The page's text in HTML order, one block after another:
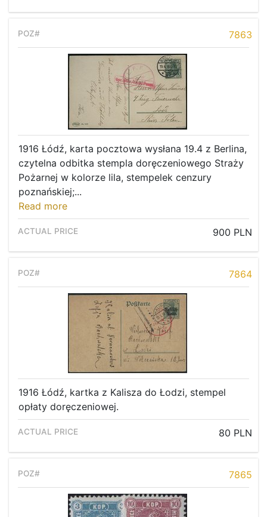
7863
1916 Łódź, karta pocztowa wysłana 19.4 z Berlina,
czytelna odbitka stempla doręczeniowego Straży
Pożarnej w kolorze lila, stempelek cenzury
poznańskiej;...
Read more
900 PLN
7864
1916 Łódź, kartka z Kalisza do Łodzi, stempel
opłaty doręczeniowej.
80 PLN
7865